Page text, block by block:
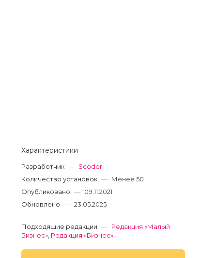
Характеристики
Разработчик — Scoder
Количество установок — Менее 50
Опубликовано — 09.11.2021
Обновлено — 23.05.2025
Подходящие редакции — Редакция «Малый
Бизнес» Редакция «Бизнес»